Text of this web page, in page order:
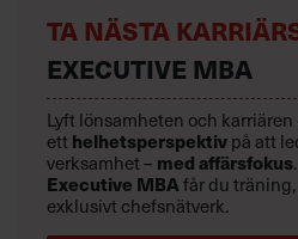
TA NÄSTA
EXECUTIVE MBA
Lyft lönsamheten och karriären
ett helhetsperspektivpå att
verksamhet – med affärsfokus
Executive MBAfår du
exklusivt chefsnätverk.